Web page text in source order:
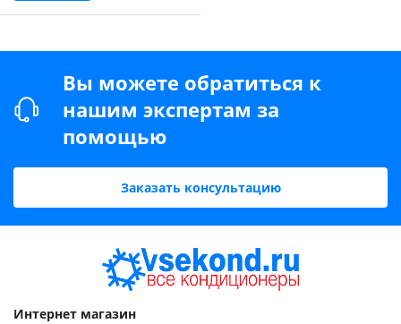
Вы можете обратиться к
нашим экспертам за
помощью
Заказать консультацию
Интернет магазин